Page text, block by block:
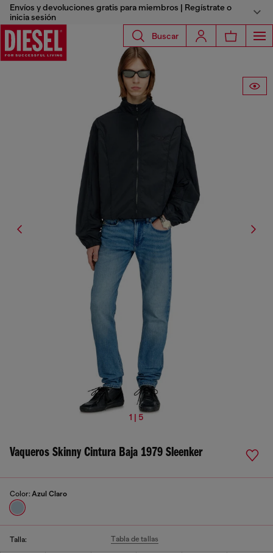
Envíos y devoluciones gratis para miembros | Regístrate o
inicia sesión
Buscar
1 | 5
Vaqueros Skinny Cintura Baja 1979 Sleenker
Color: Azul Claro
Talla: Tabla de tallas